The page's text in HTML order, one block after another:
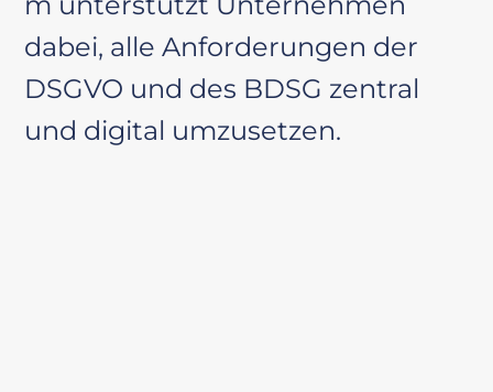
dabei, alle Anforderungen der
DSGVO und des BDSG zentral
und digital umzusetzen.